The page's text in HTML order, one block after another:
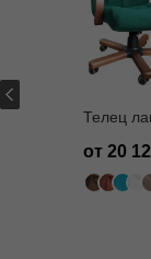
Телец
от 20